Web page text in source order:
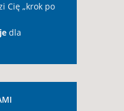
Cię „krok po
dla